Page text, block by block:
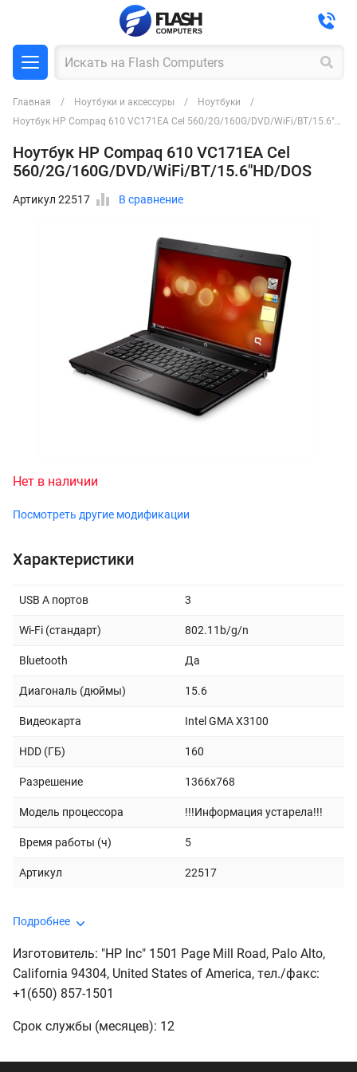
Главная Ноутбуки и аксессуры
Ноутбуки
Ноутбук HP Compaq 610 VC171EA Cel 560/2G/160G/DVD/WiFi/BT/15.6"HD/DOS
Ноутбук HP Compaq 610 VC171EA Cel
560/2G/160G/DVD/WiFi/BT/15.6"HD/DOS
Артикул 22517 В сравнение
Нет в наличии
Посмотреть другие модификации
Характеристики
USB A портов 3
Wi-Fi (стандарт) 802.11b/g/n
Bluetooth Да
Диагональ (дюймы) 15.6
Видеокарта Intel GMA X3100
HDD (ГБ) 160
Разрешение 1366x768
Модель процессора !!!Информация устарела!!!
Время работы (ч) 5
Артикул 22517
Подробнее
Изготовитель: "HP Inc" 1501 Page Mill Road, Palo Alto,
California 94304, United States of America, тeл./факс:
+1(650) 857-1501
Срок службы (месяцев): 12